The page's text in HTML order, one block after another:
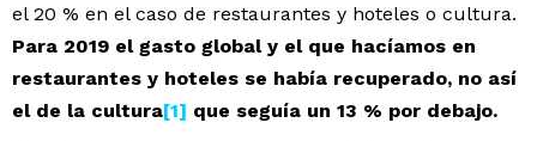
el 20 % en el caso de restaurantes y hoteles o cultura.
Para 2019 el gasto global y el que hacíamos en
restaurantes y hoteles se había recuperado, no así
el de la cultura[1] que seguía un 13 % por debajo.